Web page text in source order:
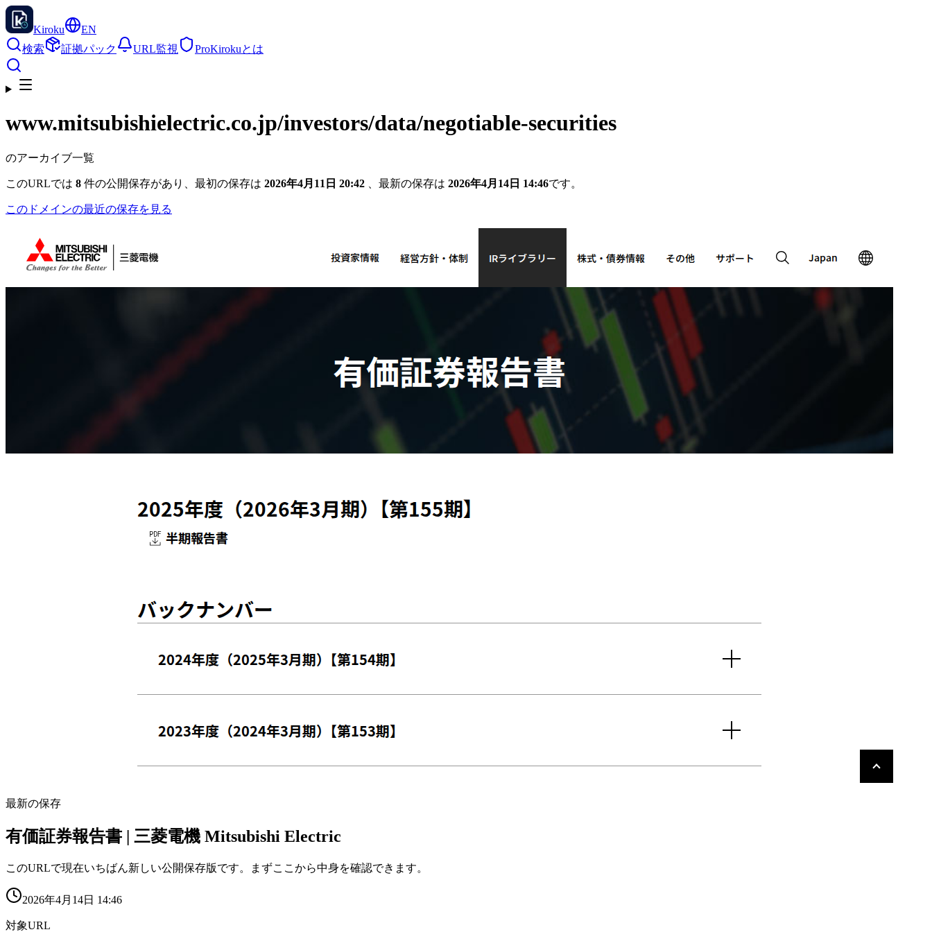
Kiroku
EN
検索
証拠パック URL監視 ProKirokuとは
www.mitsubishielectric.co.jp/investors/data/negotiable-securities
のアーカイブ一覧
このURLでは 8 件の公開保存があり、最初の保存は 2026年4月11日 20:42 、最新の保存は 2026年4月14日 14:46です。
このドメインの最近の保存を見る
最新の保存
有価証券報告書 | 三菱電機 Mitsubishi Electric
このURLで現在いちばん新しい公開保存版です。まずここから中身を確認できます。
2026年4月14日 14:46
対象URL